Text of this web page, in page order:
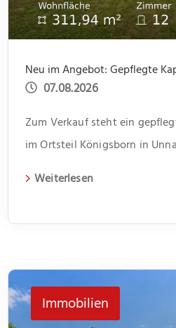
07.08.2026
Zum Verkauf steht ein
im Ortsteil Königsborn in
[…]
Weiterlesen
Immobilien